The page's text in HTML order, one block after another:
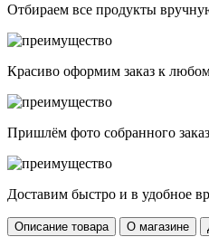
Отбираем все продукты
Красиво оформим заказ к
Пришлём фото собранного
Доставим быстро и в удобное
Описание товара О магазине